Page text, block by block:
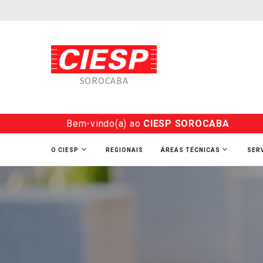
SOROCABA
Bem-vindo(a) ao CIESP SOROCABA
O CIESP REGIONAIS ÁREAS TÉCNICAS